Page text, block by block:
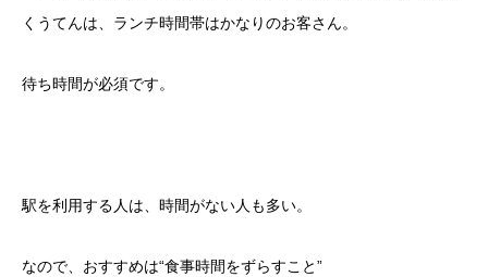
くうてんは、ランチ時間帯はかなりのお客さん。
待ち時間が必須です。
駅を利用する人は、時間がない人も多い。
なので、おすすめは“食事時間をずらすこと”